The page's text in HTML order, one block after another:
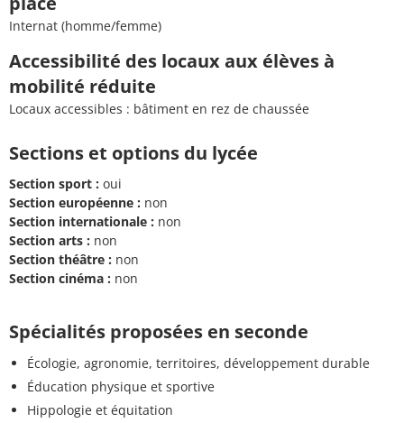
Internat (homme/femme)
Accessibilité des locaux aux élèves à
mobilité réduite
Locaux accessibles : bâtiment en rez de chaussée
Sections et options du lycée
Section sport : oui
Section européenne : non
Section internationale : non
Section arts : non
Section théâtre : non
Section cinéma : non
Spécialités proposées en seconde
Écologie, agronomie, territoires, développement durable
Éducation physique et sportive
Hippologie et équitation